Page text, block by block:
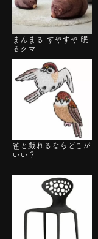
まんまる すやすや 眠
るクマ
雀と戯れるならどこが
いい？